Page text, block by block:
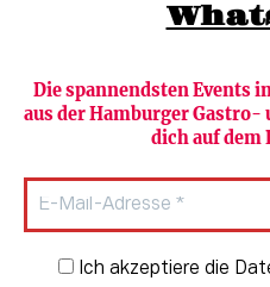
Die spannendsten Events
aus der Hamburger
dich auf dem
Newsletter-Anmeldung
Ich akzeptiere die
Newsletter abonnieren
HAMBURG PUR